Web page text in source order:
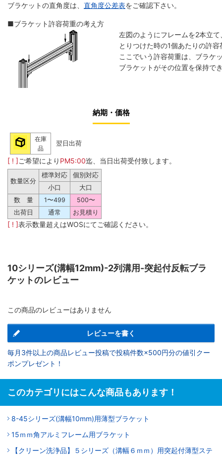
ブラケットの直角度は、 直角度公差表をご確認下さい。
■ブラケット許容荷重の考え方
左図のようにフレームを2本立
とりつけた時の1個あたりの許
ここでいう許容荷重は、ブラケ
ブラケットがその位置を保持で
納期・価格
在庫
品
翌日出荷
[ ! ]ご希望により PM5:00迄、当日出荷受付致します。
数量区分
標準対応
個別対応
小口
大口
数 量
1〜499
500〜
出荷日
通常 お見積り
[ ! ]表示数量超えはWOSにてご確認ください。
10シリーズ(溝幅12mm)-2列溝用-突起付反転ブラ
ケットのレビュー
この商品のレビューはありません
レビューを書く
毎月3件以上の商品レビュー投稿で投稿件数×500円分の値引クー
ポンプレゼント！
このカテゴリにはこんな商品もあります！
8-45シリーズ(溝幅10mm)用薄型ブラケット
15ｍｍ角アルミフレーム用ブラケット
【クリーン洗浄品】５シリーズ（溝幅６ｍｍ）用突起付薄型ステ